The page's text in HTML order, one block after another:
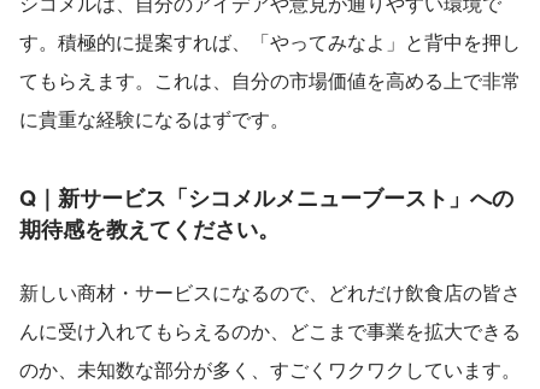
す。積極的に提案すれば、「やってみなよ」と背中を押し
てもらえます。これは、自分の市場価値を高める上で非常
に貴重な経験になるはずです。
Q｜新サービス「シコメルメニューブースト」への
期待感を教えてください。
新しい商材・サービスになるので、どれだけ飲食店の皆さ
んに受け入れてもらえるのか、どこまで事業を拡大できる
のか、未知数な部分が多く、すごくワクワクしています。